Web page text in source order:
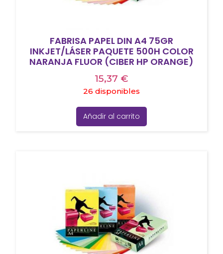
FABRISA PAPEL DIN A4 75GR
INKJET/LÁSER PAQUETE 500H COLOR
NARANJA FLUOR (CIBER HP ORANGE)
15,37 €
26 disponibles
Añadir al carrito